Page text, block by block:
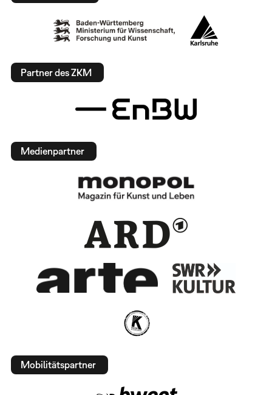
Partner des ZKM
Medienpartner
Mobilitätspartner